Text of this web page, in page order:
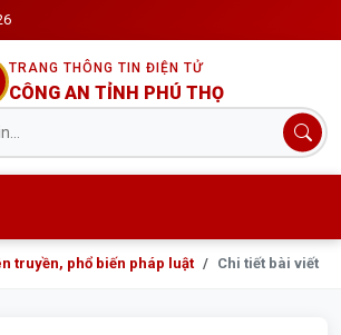
TRANG THÔNG TIN ĐIỆN TỬ
CÔNG AN TỈNH PHÚ THỌ
truyền, phổ biến pháp luật Chi tiết bài viết